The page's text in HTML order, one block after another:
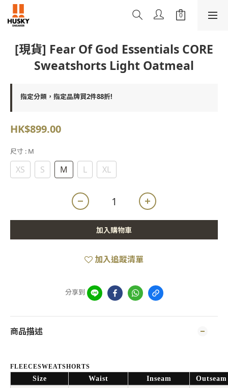
[現貨] Fear Of God Essentials CORE
Sweatshorts Light Oatmeal
指定分類，指定品牌買2件88折!
HK$899.00
尺寸 : M
XS S M L XL
加入購物車
加入追蹤清單
分享到
商品描述
FLEECESWEATSHORTS
Size Waist Inseam Outseam